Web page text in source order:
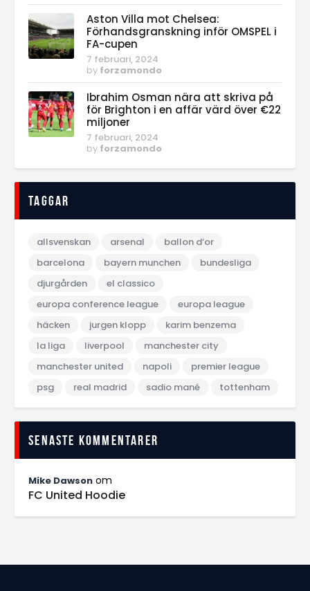
Aston Villa mot Chelsea:
Förhandsgranskning inför OMSPEL i
FA-cupen
7 februari, 2024
by forzamondo
Ibrahim Osman nära att skriva på
för Brighton i en affär värd över €22
miljoner
7 februari, 2024
by forzamondo
Taggar
allsvenskan arsenal
ballon d‘or
barcelona
bayern munchen
bundesliga
djurgården
el classico
europa conference league
europa league
häcken
jurgen klopp
karim benzema
la liga
liverpool
manchester city
manchester united
napoli
premier league
psg
real madrid sadio mané tottenham
Senaste kommentarer
Mike Dawson om
FC United Hoodie